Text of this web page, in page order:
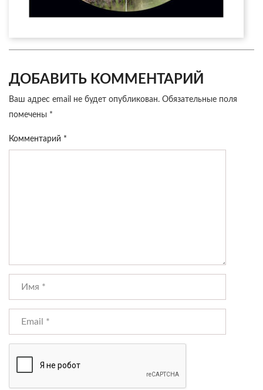
ДОБАВИТЬ КОММЕНТАРИЙ
Ваш адрес email не будет опубликован. Обязательные поля
помечены *
Комментарий *